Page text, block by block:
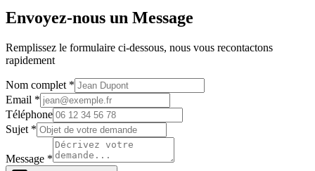
Envoyez-nous un Message
Remplissez le formulaire ci-dessous, nous vous recontactons
rapidement
Nom complet *
Email *
Téléphone
Sujet *
Message *